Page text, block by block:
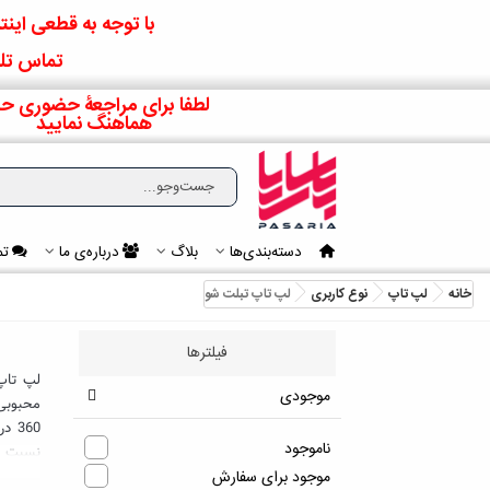
با توجه به قطعی
تماس
لطفا برای مراجعۀ حضوری
هماهنگ نمایید
دسته‌بندی‌ها بلاگ درباره‌ی ما
خانه لپ تاپ نوع کاربری لپ تاپ تبلت شو
فیلترها
موجودی
ناموجود
موجود برای سفارش
لپ
نسبت